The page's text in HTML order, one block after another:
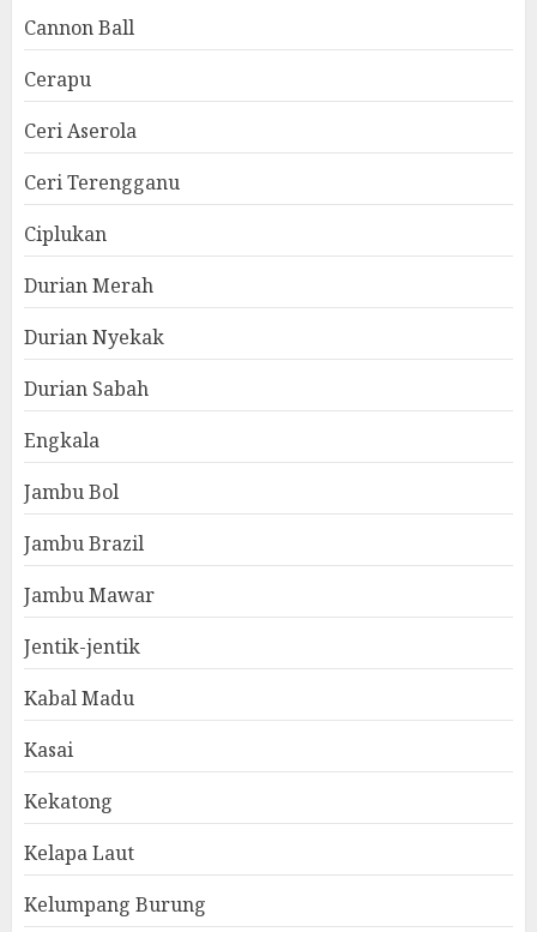
Cannon Ball
Cerapu
Ceri Aserola
Ceri Terengganu
Ciplukan
Durian Merah
Durian Nyekak
Durian Sabah
Engkala
Jambu Bol
Jambu Brazil
Jambu Mawar
Jentik-jentik
Kabal Madu
Kasai
Kekatong
Kelapa Laut
Kelumpang Burung